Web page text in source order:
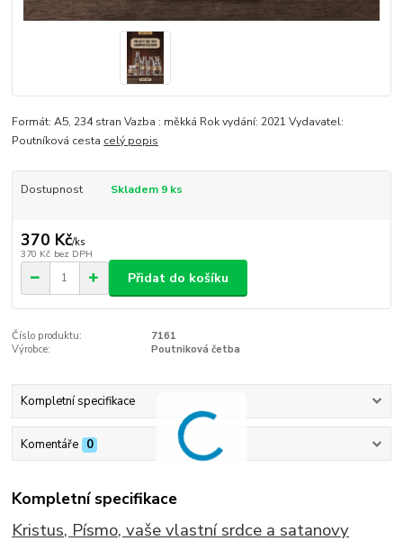
Formát: A5, 234 stran Vazba : měkká Rok vydání: 2021 Vydavatel:
Poutníková cesta celý popis
Dostupnost Skladem 9 ks
370 Kč/ks
370 Kč bez DPH
Přidat do košíku
Číslo produktu:
7161
Výrobce:
Poutniková četba
Kompletní specifikace
Komentáře 0
Kompletní specifikace
Kristus, Písmo, vaše vlastní srdce a satanovy